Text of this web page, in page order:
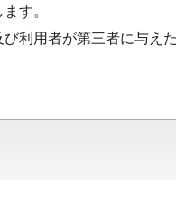
す。
利用者が第三者に与え